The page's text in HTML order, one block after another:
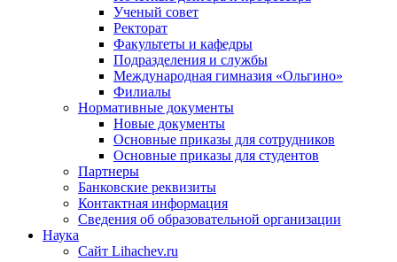
Ученый совет
Ректорат
Факультеты и кафедры
Подразделения и службы
Международная гимназия «Ольгино»
Филиалы
Нормативные документы
Новые документы
Основные приказы для сотрудников
Основные приказы для студентов
Партнеры
Банковские реквизиты
Контактная информация
Сведения об образовательной организации
Наука
Сайт Lihachev.ru